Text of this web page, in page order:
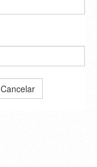
Cancelar